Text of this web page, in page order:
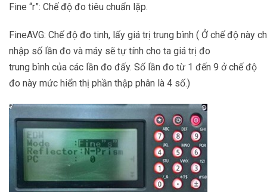
Fine “r”: Chế độ đo tiêu chuẩn lặp.
FineAVG: Chế độ đo tinh, lấy giá trị trung bình ( Ở chế độ này
nhập số lần đo và máy sẽ tự tính cho ta giá trị đo
trung bình của các lần đo đấy. Số lần đo từ 1 đến 9 ở chế độ
đo này mức hiển thị phần thập phân là 4 số.)